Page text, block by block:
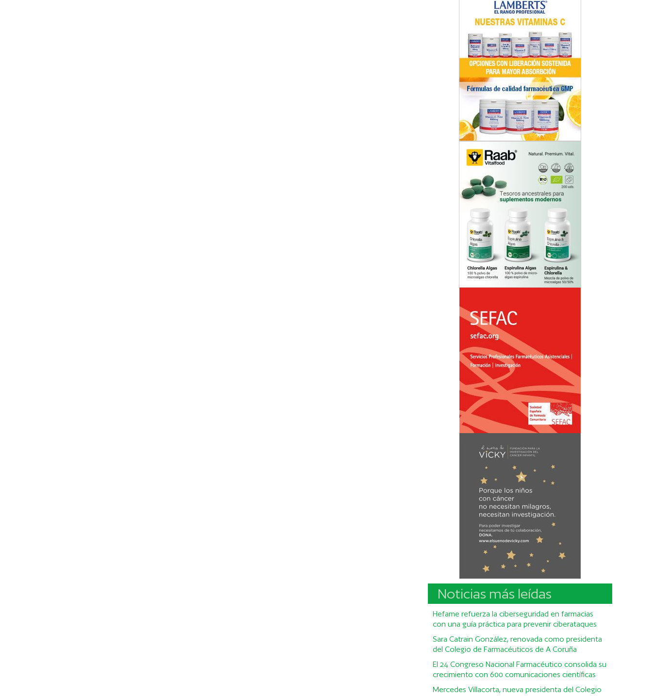
Noticias más leídas
Hefame refuerza la ciberseguridad en farmacias
con una guía práctica para prevenir ciberataques
Sara Catrain González, renovada como presidenta
del Colegio de Farmacéuticos de A Coruña
El 24 Congreso Nacional Farmacéutico consolida su
crecimiento con 600 comunicaciones científicas
Mercedes Villacorta, nueva presidenta del Colegio